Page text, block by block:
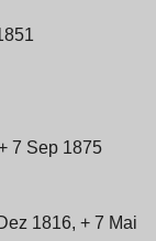
7 Sep 1875
1816, + 7 Mai